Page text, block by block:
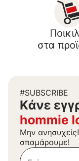
στα
#SUBSCRIBE
Kάνε
hommie
Μην
σπαμάρουμε!